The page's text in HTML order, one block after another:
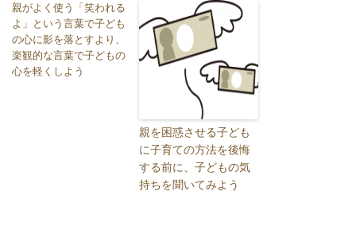
親がよく使う「笑われる
よ」という言葉で子ども
の心に影を落とすより、
楽観的な言葉で子どもの
心を軽くしよう
親を困惑させる子ども
に子育ての方法を後悔
する前に、子どもの気
持ちを聞いてみよう